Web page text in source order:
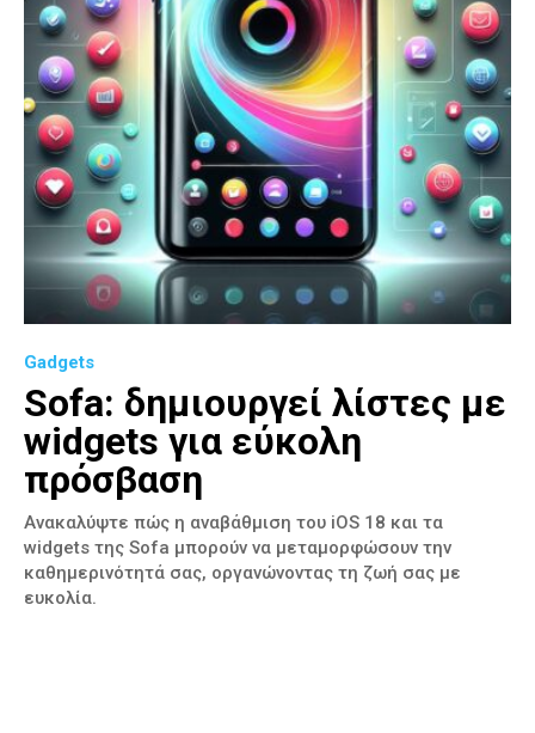
Gadgets
Sofa: δημιουργεί λίστες με
widgets για εύκολη
πρόσβαση
Ανακαλύψτε πώς η αναβάθμιση του iOS 18 και τα
widgets της Sofa μπορούν να μεταμορφώσουν την
καθημερινότητά σας, οργανώνοντας τη ζωή σας με
ευκολία.